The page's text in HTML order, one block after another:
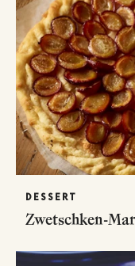
DESSERT
Zwetschken-